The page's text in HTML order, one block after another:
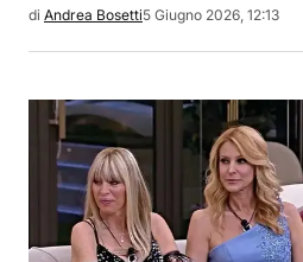
di Andrea Bosetti5 Giugno 2026, 12:13